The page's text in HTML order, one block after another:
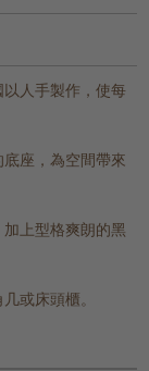
人手製作，使每
座，為空間帶來
上型格爽朗的黑
或床頭櫃。